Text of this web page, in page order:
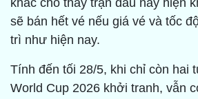
khác cho thấy trận đấu này hiện
sẽ bán hết vé nếu giá vé và tốc
trì như hiện nay.
Tính đến tối 28/5, khi chỉ còn hai
World Cup 2026 khởi tranh, vẫn